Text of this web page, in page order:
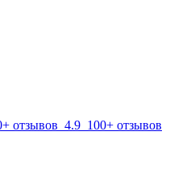
отзывов 4.9 100+ отзывов